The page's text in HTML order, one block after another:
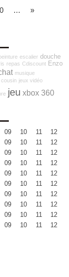
…
»
escalier douche
repas Cdiscount Enzo
musique
cousin jeux vidéo
jeu xbox 360
09 10 11
12
09 10 11
12
09 10 11
12
09 10 11
12
09 10 11
12
09 10 11
12
09 10 11
12
09 10 11
12
09 10 11
12
09 10 11 12